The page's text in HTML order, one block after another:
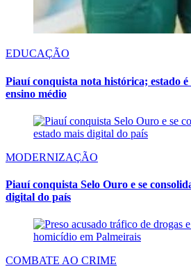
EDUCAÇÃO
Piauí conquista nota histórica; estado
ensino médio
MODERNIZAÇÃO
Piauí conquista Selo Ouro e se
digital do país
COMBATE AO CRIME